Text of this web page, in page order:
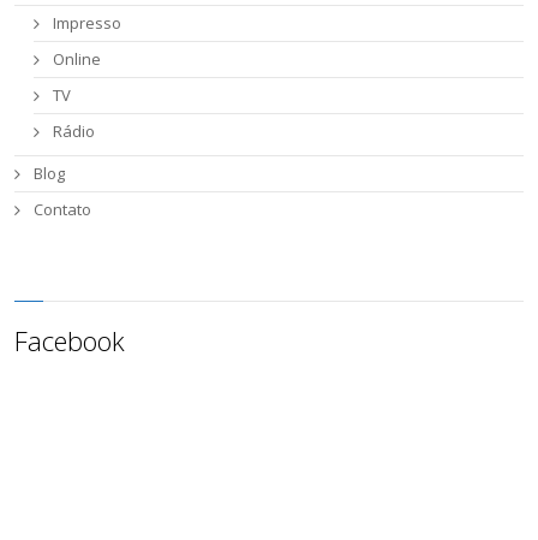
Impresso
Online
TV
Rádio
Blog
Contato
Facebook